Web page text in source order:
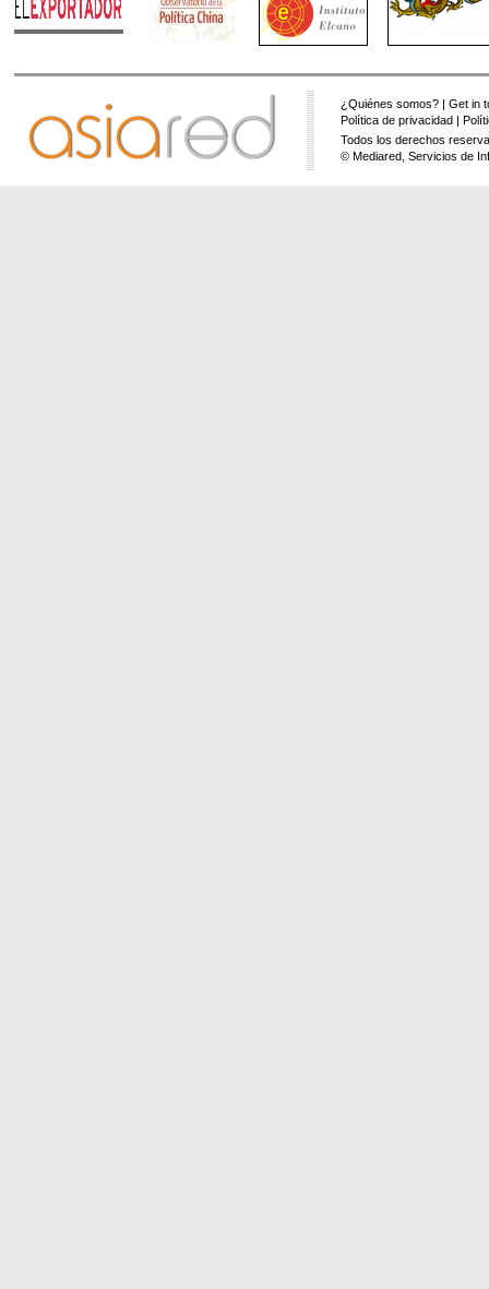
¿Quiénes somos? |Get in
Política de privacidad |
Todos los derechos
© Mediared, Servicios de